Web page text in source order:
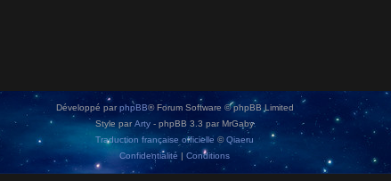
Développé parphpBB® Forum Software © phpBB Limited
Style par Arty - phpBB 3.3 par MrGaby
Traduction française officielle ©Qiaeru
Confidentialité | Conditions